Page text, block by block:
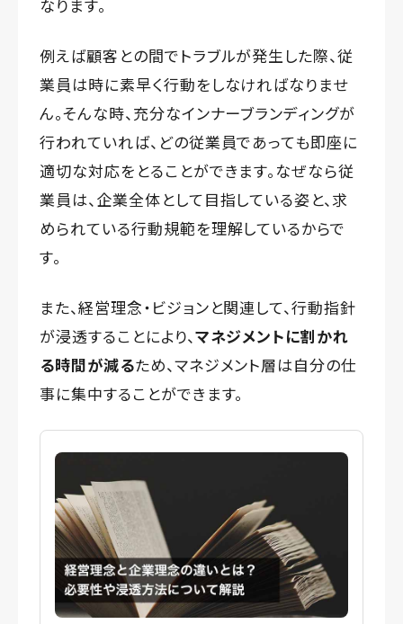
なります。
例えば顧客との間でトラブルが発生した際、従
業員は時に素早く行動をしなければなりませ
ん。そんな時、充分なインナーブランディングが
行われていれば、どの従業員であっても即座に
適切な対応をとることができます。なぜなら従
業員は、企業全体として目指している姿と、求
められている行動規範を理解しているからで
す。
また、経営理念・ビジョンと関連して、行動指針
が浸透することにより、マネジメントに割かれ
る時間が減るため、マネジメント層は自分の仕
事に集中することができます。